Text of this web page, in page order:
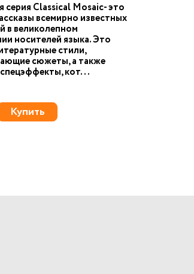
серия Сlassical Mosaic- это
всемирно известных
в великолепном
носителей языка. Это
стили,
сюжеты, а также
кот...
Купить